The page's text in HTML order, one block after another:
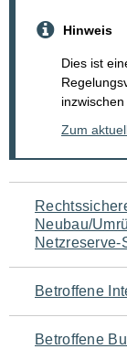
Hinweis
Dies ist
inzwischen
Zum
für
den
Neubau/
Netzreserve-
Betroffene
Betroffene